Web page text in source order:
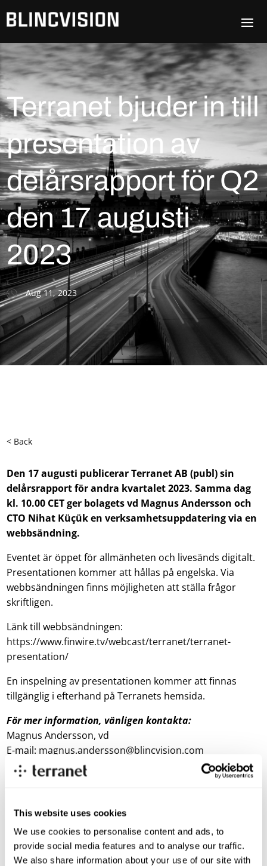
This website uses cookies
We use cookies to personalise content and ads, to
provide social media features and to analyse our traffic.
We also share information about your use of our site with
Terranet bjuder in till
presentation av
delårsrapport för Q2
den 17 augusti
2023
Aug 11, 2023
< Back
Den 17 augusti publicerar Terranet AB (publ) sin
delårsrapport för andra kvartalet 2023. Samma dag
kl. 10.00 CET ger bolagets vd Magnus Andersson och
CTO Nihat Küçük en verksamhetsuppdatering via en
webbsändning.
Eventet är öppet för allmänheten och livesänds digitalt.
Presentationen kommer att hållas på engelska. Via
webbsändningen finns möjligheten att ställa frågor
skriftligen.
Länk till webbsändningen:
https://www.finwire.tv/webcast/terranet/terranet-
presentation/
En inspelning av presentationen kommer att finnas
tillgänglig i efterhand på Terranets hemsida.
För mer information, vänligen kontakta:
Magnus Andersson, vd
E-mail: magnus.andersson@blincvision.com
Om Terranet AB (publ)
förarstöd (ADAS) och självkörande fordon som skyddar
utsatta trafikanter från att skadas på vägen.